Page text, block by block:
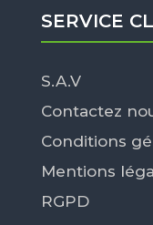
SERVICE
S.A.V
Contactez
Conditions
Mentions
RGPD